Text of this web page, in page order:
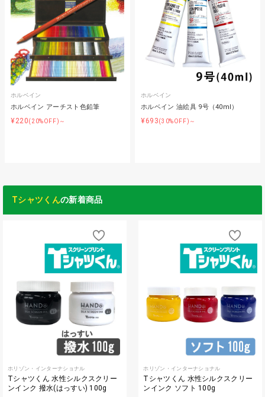
ホルベイン
ホルベイン アーチスト色鉛筆
¥220(20%OFF)～
ホルベイン
ホルベイン 油絵具 9号（40ml）
¥693(30%OFF)～
Tシャツくんの新着商品
ホリゾン・インターナショナル
Tシャツくん 水性シルクスクリー
ンインク 撥水(はっすい) 100g
ホリゾン・インターナショナル
Tシャツくん 水性シルクスクリー
ンインク ソフト 100g